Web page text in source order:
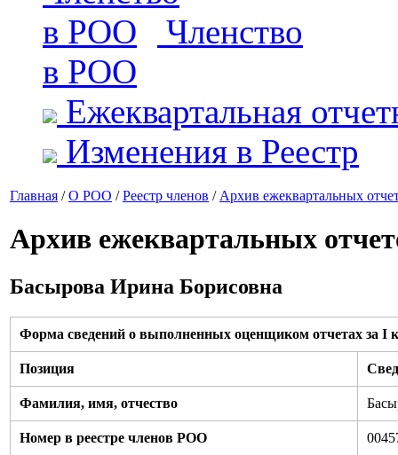
Членство
в РОО
Ежеквартальная
Изменения в Реестр
Главная /О РОО /Реестр членов / Архив ежеквартальных
Архив ежеквартальных
Басырова Ирина Борисовна
Форма сведений о выполненных оценщиком отчетах за I
Позиция
Фамилия, имя, отчество
Номер в реестре членов РОО